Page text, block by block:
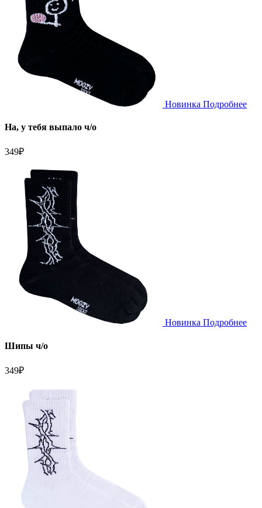
Новинка Подробнее
На, у тебя выпало ч/о
349₽
Новинка Подробнее
Шипы ч/о
349₽